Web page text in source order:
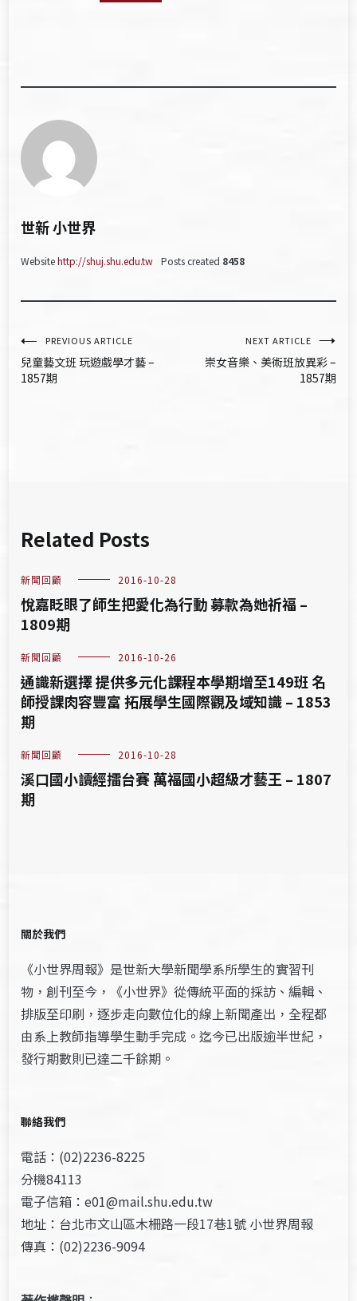
世新 小世界
Websitehttp://shuj.shu.edu.tw Posts created 8458
文
章
PREVIOUS ARTICLE
兒童藝文班 玩遊戲學才藝 –
1857期
NEXT ARTICLE
崇女音樂、美術班放異彩 –
1857期
Related Posts
新聞回顧 2016-10-28
悅嘉眨眼了師生把愛化為行動 募款為她祈福 –
1809期
新聞回顧 2016-10-26
通識新選擇 提供多元化課程本學期增至149班 名
師授課肉容豐富 拓展學生國際觀及域知識 – 1853
期
新聞回顧 2016-10-28
溪口國小讀經擂台賽 萬福國小超級才藝王 – 1807
期
關於我們
《小世界周報》是世新大學新聞學系所學生的實習刊
物，創刊至今，《小世界》從傳統平面的採訪、編輯、
排版至印刷，逐步走向數位化的線上新聞產出，全程都
由系上教師指導學生動手完成。迄今已出版逾半世紀，
發行期數則已達二千餘期。
聯絡我們
電話：(02)2236-8225
分機84113
電子信箱：e01@mail.shu.edu.tw
地址：台北市文山區木柵路一段17巷1號 小世界周報
傳真：(02)2236-9094